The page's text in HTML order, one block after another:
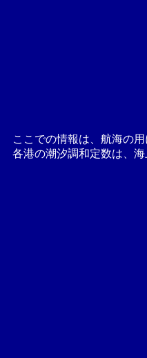
ここでの情報は、航海の
各港の潮汐調和定数は、